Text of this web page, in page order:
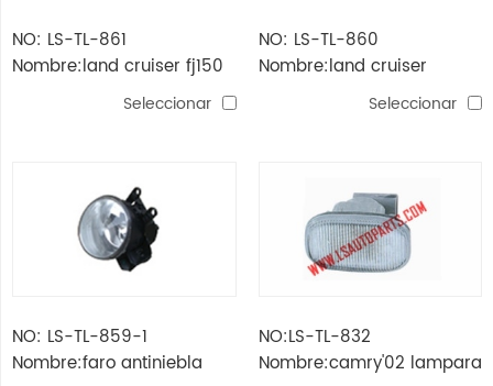
NO: LS-TL-861
Nombre:land cruiser fj150
prado'10- faro antiniebla
Seleccionar
NO: LS-TL-860
Nombre:land cruiser
fj200'12- faro antiniebla
Seleccionar
NO: LS-TL-859-1
Nombre:faro antiniebla
NO:LS-TL-832
Nombre:camry'02 lampara